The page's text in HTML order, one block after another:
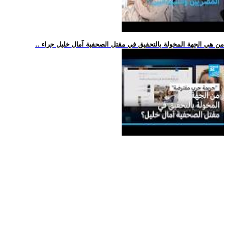
.. من هي الجهة المخولة بالتحقيق في مقتل الصحفية آمال خليل جراء